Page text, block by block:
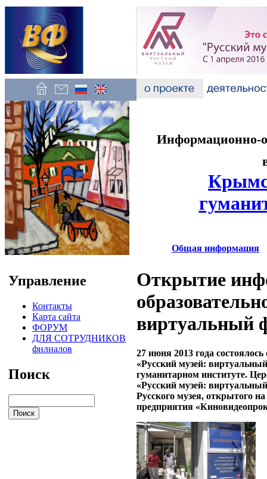
Управление
Контакты
Карта сайта
ФОРУМ
ДЛЯ СОТРУДНИКОВ
филиалов
Поиск
Информационно-
Общая информация
Открытие
виртуальный
27 июня 2013 года
«Русский музей:
гуманитарном институте.
«Русский музей:
Русского музея, открытого
предприятия «